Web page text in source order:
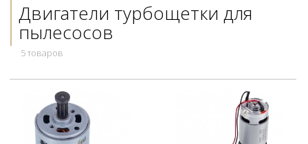
Двигатели турбощетки для
пылесосов
5 товаров